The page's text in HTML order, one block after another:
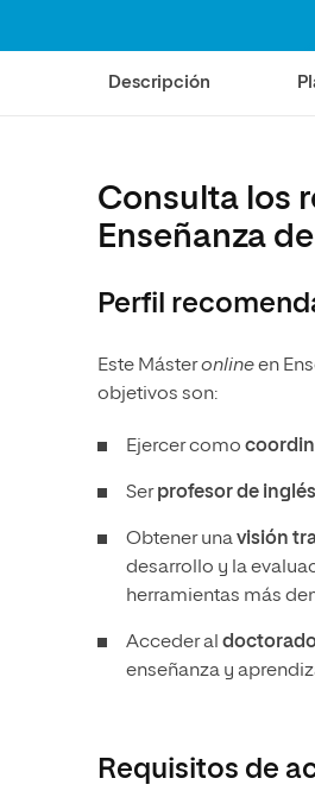
Ciencias de la Salud
Ciencias Sociales
Música
Diseño
Ciencias de la Salud
Artes
Música
Descripción
Consulta los
Enseñanza
Perfil
Este Másteronlineen
objetivos son:
Ejercer como
Serprofesor de inglés
Obtener unavisión
desarrollo y la
herramientas más
Acceder al
enseñanza y
Requisitos de